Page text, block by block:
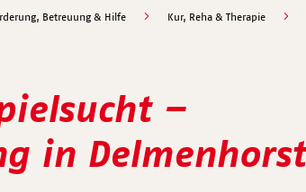
Betreuung & Hilfe Kur, Reha & Therapie
–
in Delmenhorst